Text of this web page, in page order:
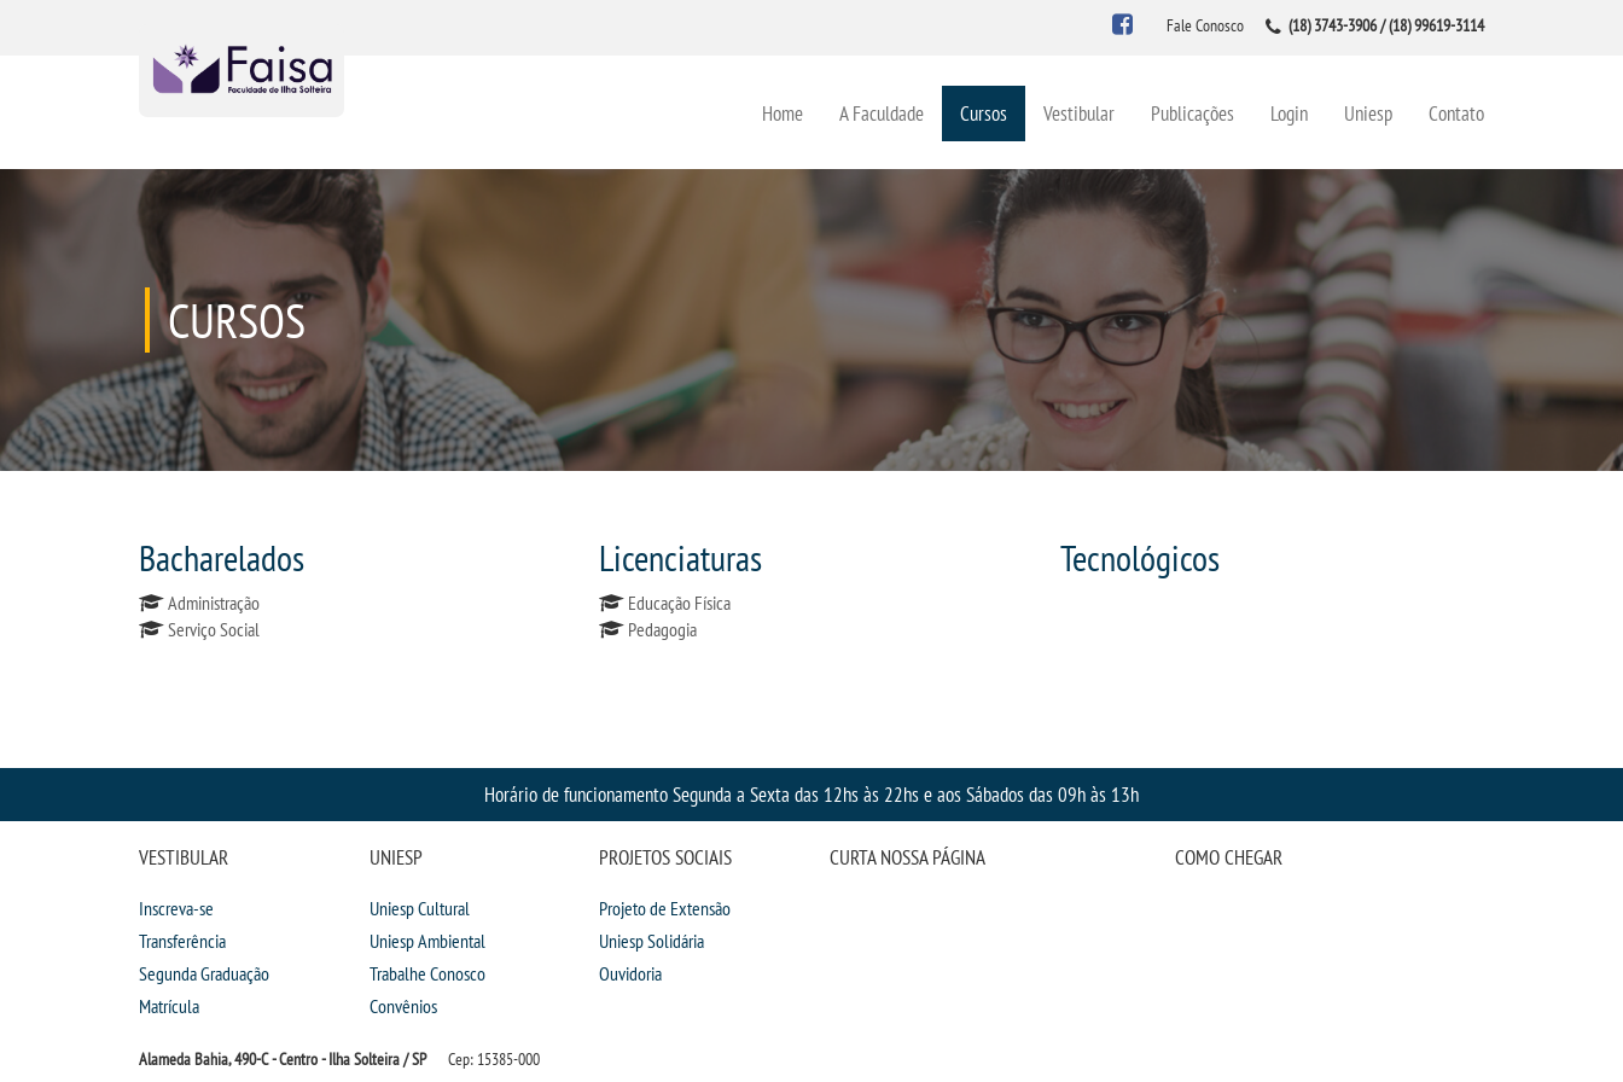
Fale Conosco (18) 3743-3906 / (18) 99619-3114
Home A Faculdade Cursos Vestibular Publicações Login Uniesp Contato
CURSOS
Bacharelados
Administração
Serviço Social
Licenciaturas
Educação Física
Pedagogia
Tecnológicos
Horário de funcionamento Segunda a Sexta das 12hs às 22hs e aos Sábados das 09h às 13h
VESTIBULAR
Inscreva-se
Transferência
Segunda Graduação
Matrícula
UNIESP
Uniesp Cultural
Uniesp Ambiental
Trabalhe Conosco
Convênios
PROJETOS SOCIAIS
Projeto de Extensão
Uniesp Solidária
Ouvidoria
Alameda Bahia, 490-C - Centro - Ilha Solteira / SP
Cep: 15385-000
CURTA NOSSA PÁGINA COMO CHEGAR